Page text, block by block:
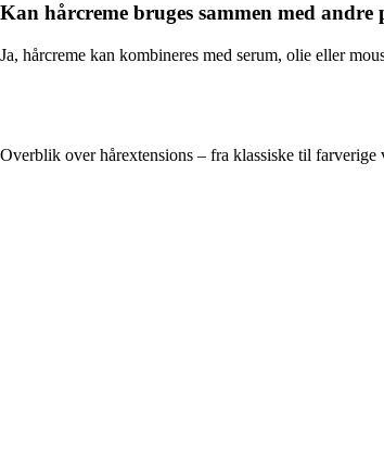
Kan hårcreme bruges sammen med andre
Ja, hårcreme kan kombineres med serum, olie eller
Overblik over hårextensions – fra klassiske til farverige